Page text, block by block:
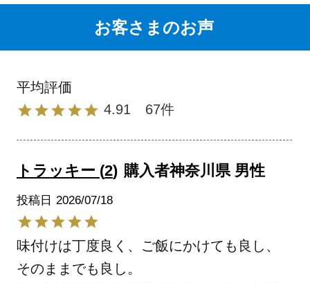
お客さまのお声
4.91 67
トラッキー 2 購入者神奈川県 男性
投稿日 2026/07/18
味付けは丁度良く、ご飯にかけても良し、
そのままでも良し。